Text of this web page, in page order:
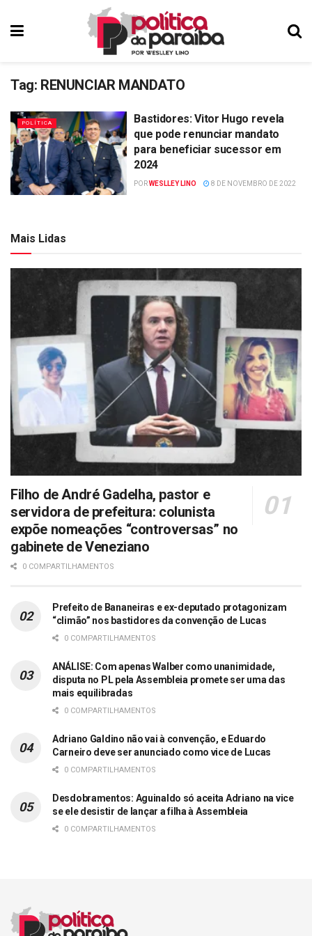
Tag: RENUNCIAR MANDATO
POLÍTICA
Bastidores: Vitor Hugo revela
que pode renunciar mandato
para beneficiar sucessor em
2024
PORWESLLEY LINO 8 DE NOVEMBRO DE 2022
Mais Lidas
Filho de André Gadelha, pastor e
servidora de prefeitura: colunista
expõe nomeações “controversas” no
gabinete de Veneziano
0 COMPARTILHAMENTOS
Prefeito de Bananeiras e ex-deputado protagonizam
“climão” nos bastidores da convenção de Lucas
0 COMPARTILHAMENTOS
ANÁLISE: Com apenas Walber como unanimidade,
disputa no PL pela Assembleia promete ser uma das
mais equilibradas
0 COMPARTILHAMENTOS
Adriano Galdino não vai à convenção, e Eduardo
Carneiro deve ser anunciado como vice de Lucas
0 COMPARTILHAMENTOS
Desdobramentos: Aguinaldo só aceita Adriano na vice
se ele desistir de lançar a filha à Assembleia
0 COMPARTILHAMENTOS